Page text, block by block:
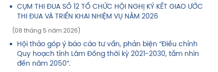
CỤM THI ĐUA SỐ 12 TỔ CHỨC HỘI NGHỊ KÝ KẾT GIAO ƯỚC
THI ĐUA VÀ TRIỂN KHAI NHIỆM VỤ NĂM 2026
(08 tháng 5 năm 2026)
Hội thảo góp ý báo cáo tư vấn, phản biện “Điều chỉnh
Quy hoạch tỉnh Lâm Đồng thời kỳ 2021-2030, tầm nhìn
đến năm 2050”.